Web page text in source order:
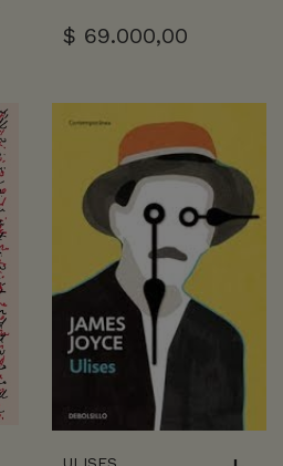
$ 69.000,00
ULISES